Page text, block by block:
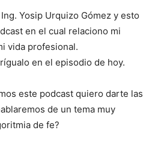
Yosip Urquizo Gómez y esto
en el cual relaciono mi
vida profesional.
en el episodio de hoy.
este podcast quiero darte las
de un tema muy
de fe?